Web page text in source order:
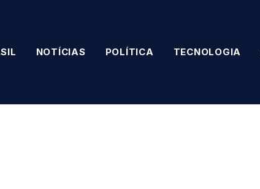
NOTÍCIAS POLÍTICA TECNOLOGIA